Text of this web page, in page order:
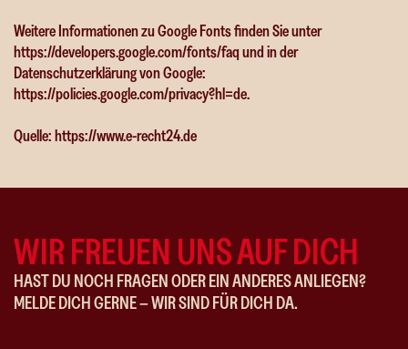
Weitere Informationen zu Google Fonts finden Sie unter
https://developers.google.com/fonts/faqund in der
Datenschutzerklärung von Google:
https://policies.google.com/privacy?hl=de.
Quelle:https://www.e-recht24.de
WIR FREUEN UNS AUF DICH
HAST DU NOCH FRAGEN ODER EIN ANDERES ANLIEGEN?
MELDE DICH GERNE – WIR SIND FÜR DICH DA.